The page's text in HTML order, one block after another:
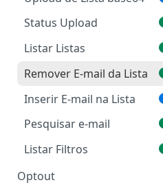
Status Upload
Listar Listas
Remover E-mail da Lista
Inserir E-mail na Lista
Pesquisar e-mail
Listar Filtros
Optout